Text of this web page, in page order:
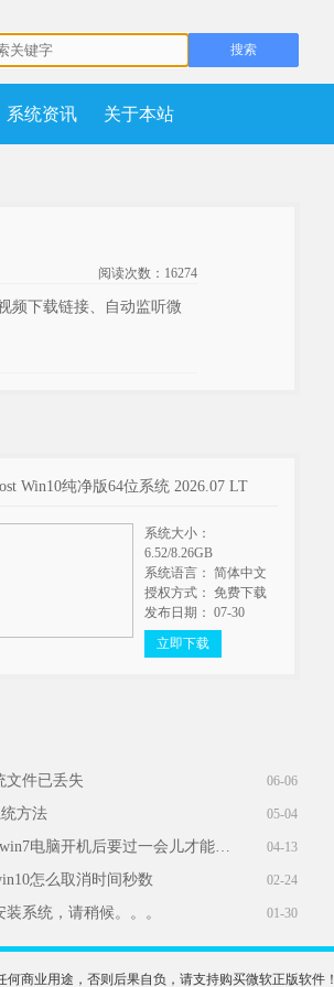
系统资讯 关于本站
阅读次数： 16274
频下载链接、自动监听微
Win10纯净版64位系统 2026.07 LT
系统大小：
6.52/8.26GB
系统语言： 简体中文
授权方式： 免费下载
发布日期： 07-30
立即下载
文件已丢失 06-06
方法 05-04
win7开机网络转圈好久才连上_win7电脑开机后要过一会儿才能连上网 04-13
怎么取消时间秒数 02-24
系统，请稍候。。。 01-30
商业用途，否则后果自负，请支持购买微软正版软件！